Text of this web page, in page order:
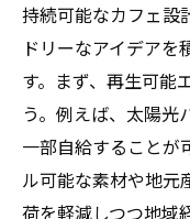
均一な温度を
設計
温度ムラ
計方法
エネルギ
術
持続可能なカフェ設
ドリーなアイデア
す。まず、再生可能
う。例えば、太陽光
一部自給することが
ル可能な素材や地元
荷を軽減しつつ地域